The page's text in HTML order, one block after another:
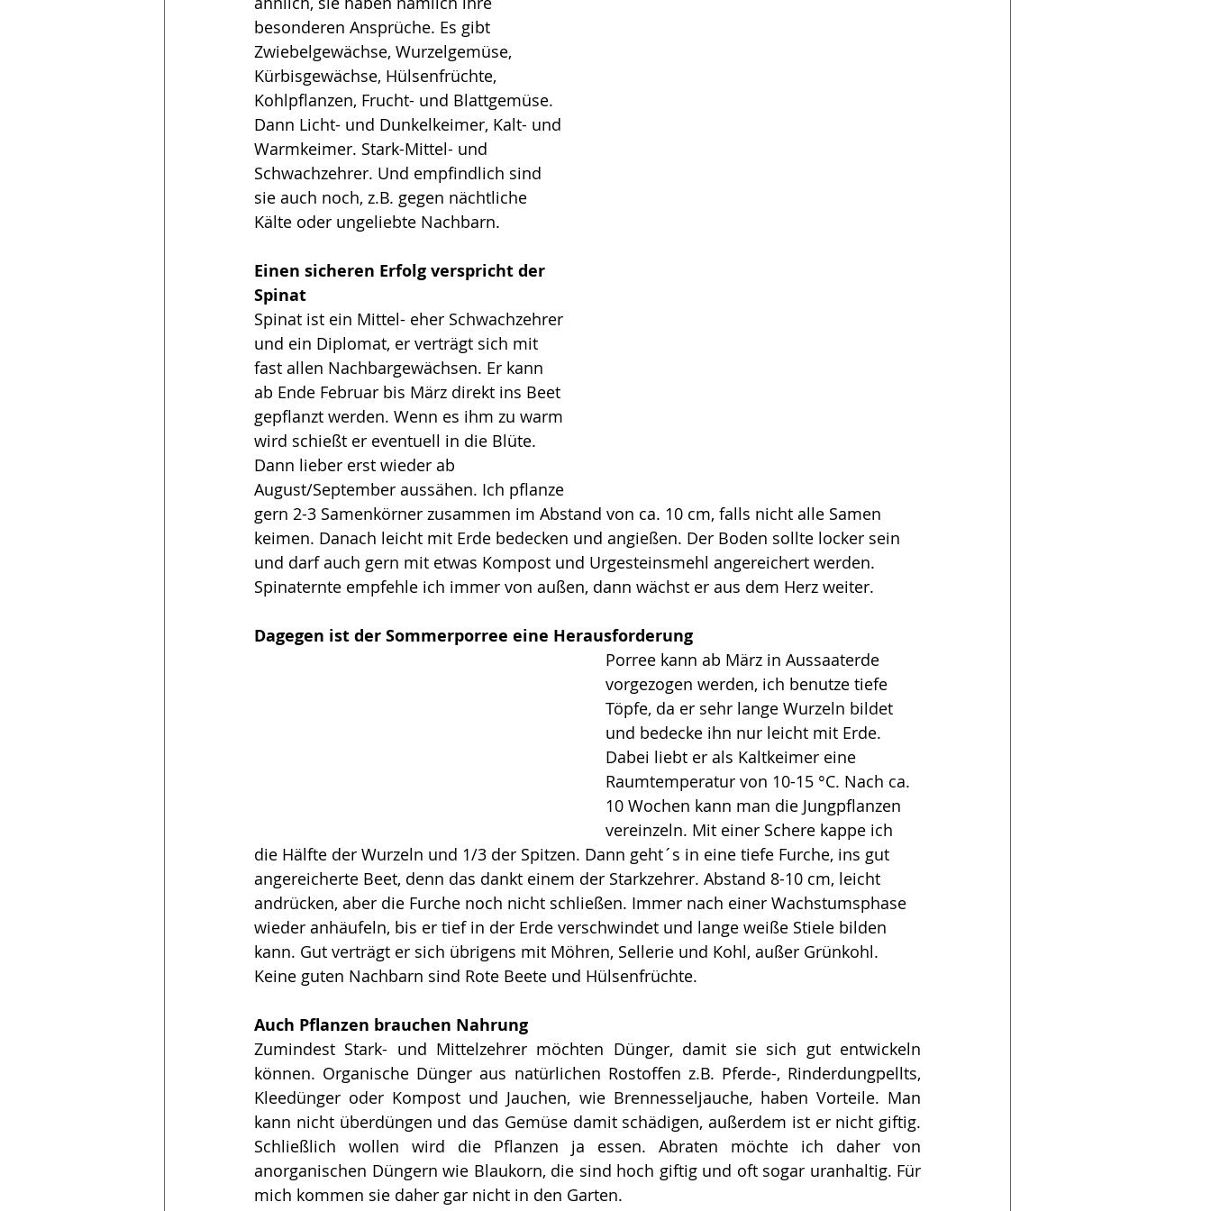
besonderen Ansprüche. Es gibt
Zwiebelgewächse, Wurzelgemüse,
Kürbisgewächse, Hülsenfrüchte,
Kohlpflanzen, Frucht- und Blattgemüse.
Dann Licht- und Dunkelkeimer, Kalt- und
Warmkeimer. Stark-Mittel- und
Schwachzehrer. Und empfindlich sind
sie auch noch, z.B. gegen nächtliche
Kälte oder ungeliebte Nachbarn.
Einen sicheren Erfolg verspricht der
Spinat
Spinat ist ein Mittel- eher Schwachzehrer
und ein Diplomat, er verträgt sich mit
fast allen Nachbargewächsen. Er kann
ab Ende Februar bis März direkt ins Beet
gepflanzt werden. Wenn es ihm zu warm
wird schießt er eventuell in die Blüte.
Dann lieber erst wieder ab
August/September aussähen. Ich pflanze
gern 2-3 Samenkörner zusammen im Abstand von ca. 10 cm, falls nicht alle Samen
keimen. Danach leicht mit Erde bedecken und angießen. Der Boden sollte locker sein
und darf auch gern mit etwas Kompost und Urgesteinsmehl angereichert werden.
Spinaternte empfehle ich immer von außen, dann wächst er aus dem Herz weiter.
Dagegen ist der Sommerporree eine Herausforderung
Porree kann ab März in Aussaaterde
vorgezogen werden, ich benutze tiefe
Töpfe, da er sehr lange Wurzeln bildet
und bedecke ihn nur leicht mit Erde.
Dabei liebt er als Kaltkeimer eine
Raumtemperatur von 10-15 °C. Nach ca.
10 Wochen kann man die Jungpflanzen
vereinzeln. Mit einer Schere kappe ich
die Hälfte der Wurzeln und 1/3 der Spitzen. Dann geht´s in eine tiefe Furche, ins gut
angereicherte Beet, denn das dankt einem der Starkzehrer. Abstand 8-10 cm, leicht
andrücken, aber die Furche noch nicht schließen. Immer nach einer Wachstumsphase
wieder anhäufeln, bis er tief in der Erde verschwindet und lange weiße Stiele bilden
kann. Gut verträgt er sich übrigens mit Möhren, Sellerie und Kohl, außer Grünkohl.
Keine guten Nachbarn sind Rote Beete und Hülsenfrüchte.
Auch Pflanzen brauchen Nahrung
Zumindest Stark- und Mittelzehrer möchten Dünger, damit sie sich gut entwickeln
können. Organische Dünger aus natürlichen Rostoffen z.B. Pferde-, Rinderdungpellts,
Kleedünger oder Kompost und Jauchen, wie Brennesseljauche, haben Vorteile. Man
kann nicht überdüngen und das Gemüse damit schädigen, außerdem ist er nicht giftig.
Schließlich wollen wird die Pflanzen ja essen. Abraten möchte ich daher von
anorganischen Düngern wie Blaukorn, die sind hoch giftig und oft sogar uranhaltig. Für
mich kommen sie daher gar nicht in den Garten.